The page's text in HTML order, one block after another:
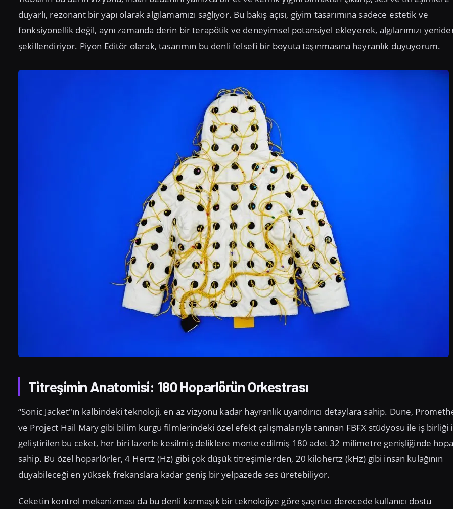
duyarlı, rezonant bir yapı olarak algılamamızı sağlıyor. Bu bakış açısı, giyim tasarımına sadece estetik ve
fonksiyonellik değil, aynı zamanda derin bir terapötik ve deneyimsel potansiyel ekleyerek, algılarımızı
şekillendiriyor. Piyon Editör olarak, tasarımın bu denli felsefi bir boyuta taşınmasına hayranlık duyuyorum.
Titreşimin Anatomisi: 180 Hoparlörün Orkestrası
“Sonic Jacket"ın kalbindeki teknoloji, en az vizyonu kadar hayranlık uyandırıcı detaylara sahip. Dune,
ve Project Hail Mary gibi bilim kurgu filmlerindeki özel efekt çalışmalarıyla tanınan FBFX stüdyosu ile iş birliği
geliştirilen bu ceket, her biri lazerle kesilmiş deliklere monte edilmiş 180 adet 32 milimetre genişliğinde
sahip. Bu özel hoparlörler, 4 Hertz (Hz) gibi çok düşük titreşimlerden, 20 kilohertz (kHz) gibi insan kulağının
duyabileceği en yüksek frekanslara kadar geniş bir yelpazede ses üretebiliyor.
Ceketin kontrol mekanizması da bu denli karmaşık bir teknolojiye göre şaşırtıcı derecede kullanıcı dostu